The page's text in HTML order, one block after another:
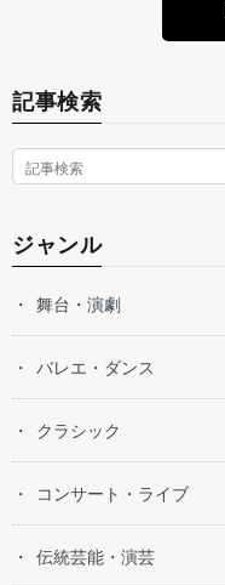
記事検索
ジャンル
舞台・演劇
バレエ・ダンス
クラシック
コンサート・ライブ
伝統芸能・演芸